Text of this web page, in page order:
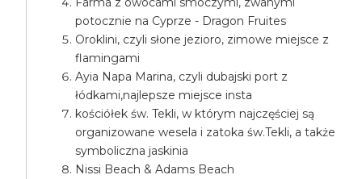
potocznie na Cyprze - Dragon Fruites
Oroklini, czyli słone jezioro, zimowe miejsce z
flamingami
Ayia Napa Marina, czyli dubajski port z
łódkami,najlepsze miejsce insta
kościółek św. Tekli, w którym najczęściej są
organizowane wesela i zatoka św.Tekli, a także
symboliczna jaskinia
Nissi Beach & Adams Beach